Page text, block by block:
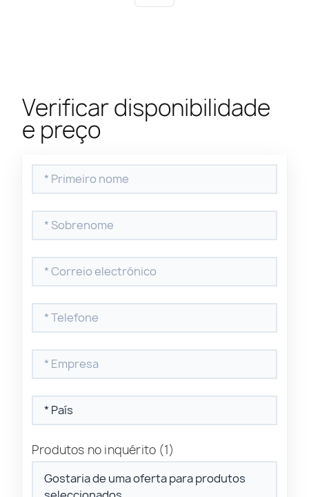
Verificar disponibilidade
e preço
Produtos no inquérito (1)